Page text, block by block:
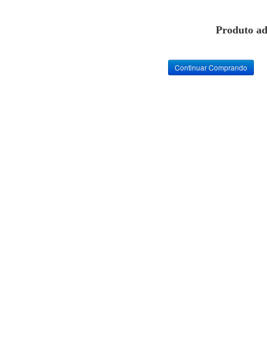
Produto
Continuar Comprando